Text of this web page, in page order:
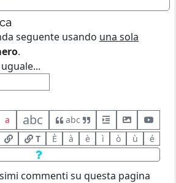
seguente usando una sola
.
a abc
abc
T
È à è ì ò ù é
commenti su questa pagina